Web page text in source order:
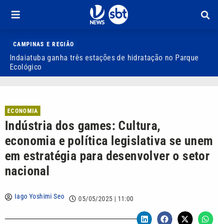
CAMPINAS E REGIÃO
Indaiatuba ganha três estações de hidratação no Parque
Ecológico
ECONOMIA
Indústria dos games: Cultura,
economia e política legislativa se unem
em estratégia para desenvolver o setor
nacional
Iago Yoshimi Seo 05/05/2025 | 11:00